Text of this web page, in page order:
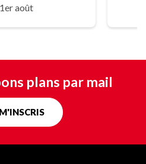
août
plans par mail